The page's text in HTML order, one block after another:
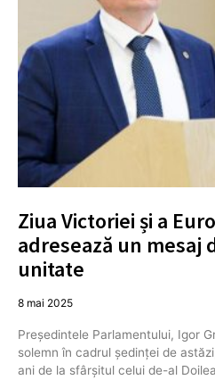
Ziua Victoriei și a
adresează un mesaj
unitate
8 mai 2025
Președintele Parlamentului, Igor
solemn în cadrul ședinței de
ani de la sfârșitul celui de-al